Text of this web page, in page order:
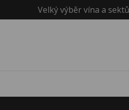
Velký výběr vína a